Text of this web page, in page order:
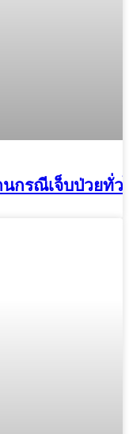
กรณีเจ็บป่วยทั่ว